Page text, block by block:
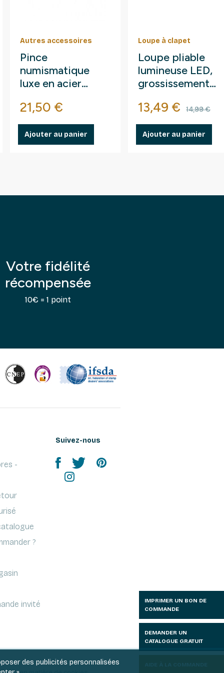
Autres accessoires
Pince
numismatique
luxe en acier
plastifié.
Prix
21,50 €
Ajouter au panier
Loupe à clapet
Loupe pliable
lumineuse LED,
grossissement
Prix
13,49 € Prix
14,99 €
Ajouter au panier
Votre fidélité
récompensée
10€ = 1 point
-
?
invité
Suivez-nous
des publicités personnalisées
IMPRIMER UN BON DE
COMMANDE
DEMANDER UN
CATALOGUE GRATUIT